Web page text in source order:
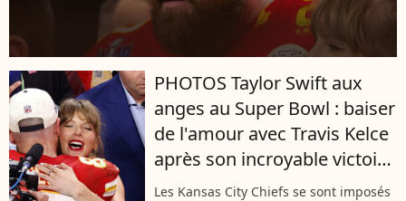
PHOTOS Taylor Swift aux
anges au Super Bowl : baiser
de l'amour avec Travis Kelce
après son incroyable victoire
!Les Kansas City Chiefs se sont imposés